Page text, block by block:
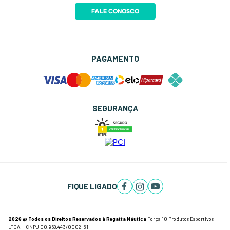
FALE CONOSCO
PAGAMENTO
SEGURANÇA
FIQUE LIGADO
2026 @ Todos os Direitos Reservados à Regatta Náutica Força 10 Produtos Esportivos
LTDA. - CNPJ 00.968.443/0002-51